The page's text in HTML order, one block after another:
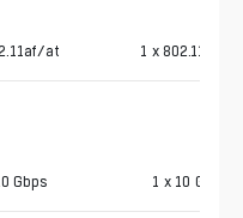
at 1 x 802.11af/at
Gbps 1 x 10 Gbps